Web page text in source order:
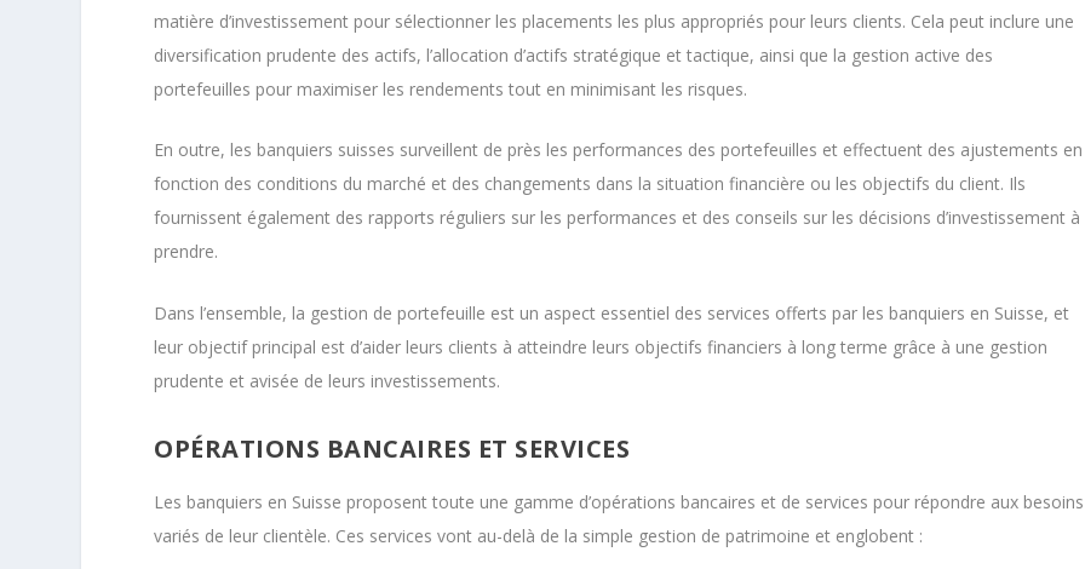
matière d’investissement pour sélectionner les placements les plus appropriés pour leurs clients. Cela peut inclure une
diversification prudente des actifs, l’allocation d’actifs stratégique et tactique, ainsi que la gestion active des
portefeuilles pour maximiser les rendements tout en minimisant les risques.
En outre, les banquiers suisses surveillent de près les performances des portefeuilles et effectuent des ajustements en
fonction des conditions du marché et des changements dans la situation financière ou les objectifs du client. Ils
fournissent également des rapports réguliers sur les performances et des conseils sur les décisions d’investissement à
prendre.
Dans l’ensemble, la gestion de portefeuille est un aspect essentiel des services offerts par les banquiers en Suisse, et
leur objectif principal est d’aider leurs clients à atteindre leurs objectifs financiers à long terme grâce à une gestion
prudente et avisée de leurs investissements.
OPÉRATIONS BANCAIRES ET SERVICES
Les banquiers en Suisse proposent toute une gamme d’opérations bancaires et de services pour répondre aux besoins
variés de leur clientèle. Ces services vont au-delà de la simple gestion de patrimoine et englobent :